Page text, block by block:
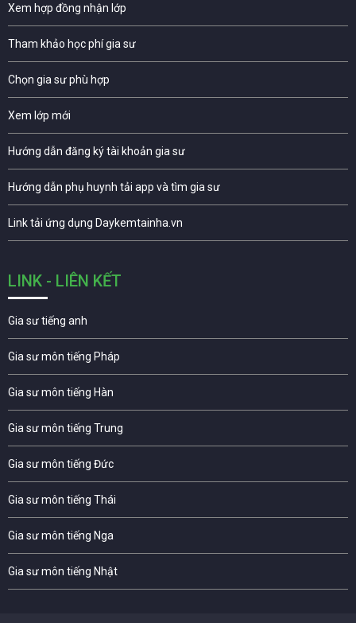
Xem hợp đồng nhận lớp
Tham khảo học phí gia sư
Chọn gia sư phù hợp
Xem lớp mới
Hướng dẫn đăng ký tài khoản gia sư
Hướng dẫn phụ huynh tải app và tìm gia sư
Link tải ứng dụng Daykemtainha.vn
LINK - LIÊN KẾT
Gia sư tiếng anh
Gia sư môn tiếng Pháp
Gia sư môn tiếng Hàn
Gia sư môn tiếng Trung
Gia sư môn tiếng Đức
Gia sư môn tiếng Thái
Gia sư môn tiếng Nga
Gia sư môn tiếng Nhật